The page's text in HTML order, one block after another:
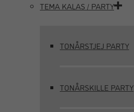
TEMA KALAS / PARTY
TONÅRSTJEJ PARTY
TONÅRSKILLE PARTY